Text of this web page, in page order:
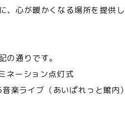
、心が暖かくなる場所を提供
の通りです。
ーション点灯式
楽ライブ（あいぱれっと館内）